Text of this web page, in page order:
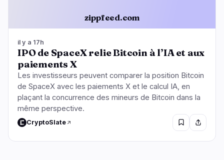
zippfeed.com
il y a 17h
IPO de SpaceX relie Bitcoin à l’IA et aux
paiements X
Les investisseurs peuvent comparer la position Bitcoin
de SpaceX avec les paiements X et le calcul IA, en
plaçant la concurrence des mineurs de Bitcoin dans la
même perspective.
CryptoSlate